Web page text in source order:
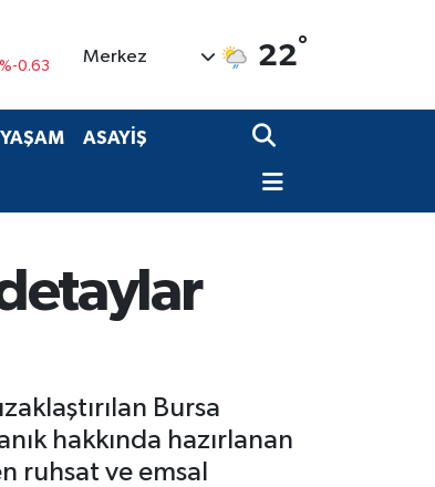
0.02
Merkez 22°
YAŞAM ASAYİŞ
Bursa
hakkında hazırlanan
ruhsat ve emsal